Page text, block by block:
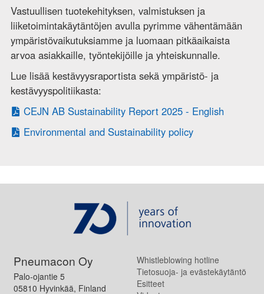
Vastuullisen tuotekehityksen, valmistuksen ja
liiketoimintakäytäntöjen avulla pyrimme vähentämään
ympäristövaikutuksiamme ja luomaan pitkäaikaista
arvoa asiakkaille, työntekijöille ja yhteiskunnalle.
Lue lisää kestävyysraportista sekä ympäristö- ja
kestävyyspolitiikasta:
CEJN AB Sustainability Report 2025 - English
Environmental and Sustainability policy
Pneumacon Oy
Palo-ojantie 5
05810 Hyvinkää, Finland
Whistleblowing hotline
Tietosuoja- ja evästekäytäntö
Esitteet